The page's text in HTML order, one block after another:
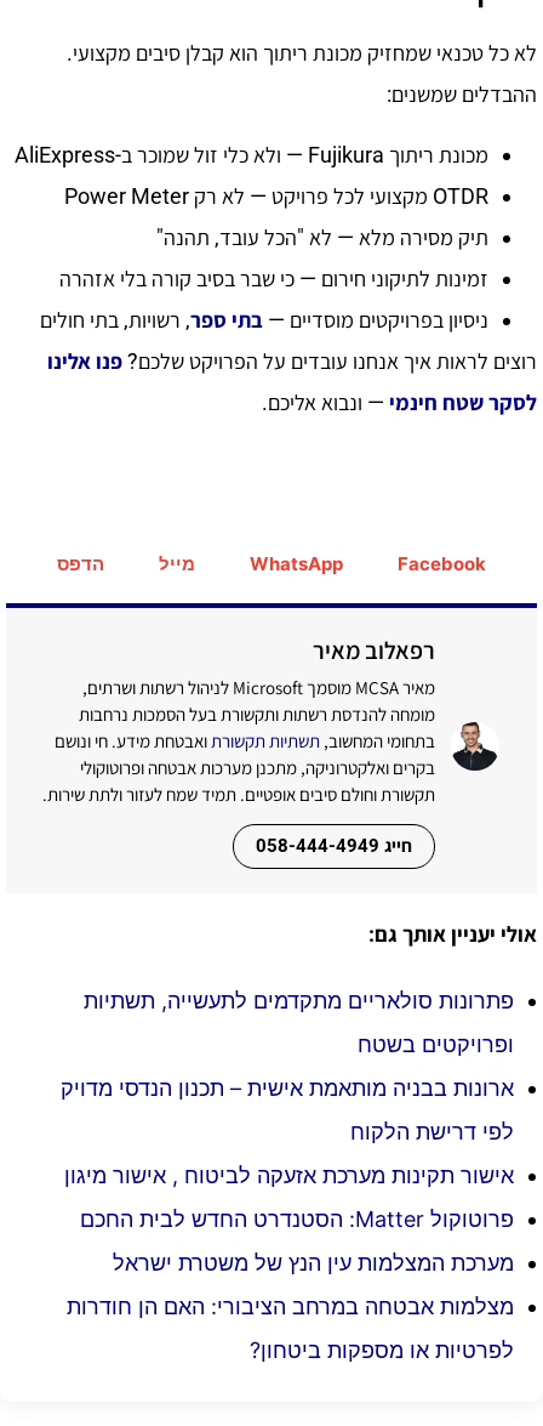
לא כל טכנאי שמחזיק מכונת ריתוך הוא קבלן סיבים מקצועי.
ההבדלים שמשנים:
מכונת ריתוך Fujikura — ולא כלי זול שמוכר ב-AliExpress
OTDR מקצועי לכל פרויקט — לא רק Power Meter
תיק מסירה מלא — לא "הכל עובד, תהנה"
זמינות לתיקוני חירום — כי שבר בסיב קורה בלי אזהרה
ניסיון בפרויקטים מוסדיים — בתי ספר, רשויות, בתי חולים
רוצים לראות איך אנחנו עובדים על הפרויקט שלכם?פנו אלינו
לסקר שטח חינמי — ונבוא אליכם.
Facebook
WhatsApp מייל הדפס
רפאלוב מאיר
מאיר MCSA מוסמך Microsoft לניהול רשתות ושרתים,
מומחה להנדסת רשתות ותקשורת בעל הסמכות נרחבות
בתחומי המחשוב, תשתיות תקשורתואבטחת מידע. חי ונושם
בקרים ואלקטרוניקה, מתכנן מערכות אבטחה ופרוטוקולי
תקשורת וחולם סיבים אופטיים. תמיד שמח לעזור ולתת שירות.
חייג 058-444-4949
אולי יעניין אותך גם:
פתרונות סולאריים מתקדמים לתעשייה, תשתיות
ופרויקטים בשטח
ארונות בבניה מותאמת אישית – תכנון הנדסי מדויק
לפי דרישת הלקוח
אישור תקינות מערכת אזעקה לביטוח , אישור מיגון
פרוטוקול Matter: הסטנדרט החדש לבית החכם
מערכת המצלמות עין הנץ של משטרת ישראל
מצלמות אבטחה במרחב הציבורי: האם הן חודרות
לפרטיות או מספקות ביטחון?